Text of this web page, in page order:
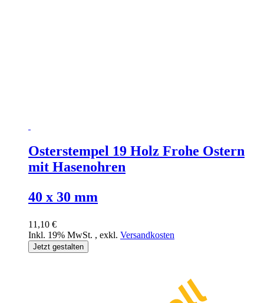
Osterstempel 19 Holz Frohe Ostern
mit Hasenohren
40 x 30 mm
11,10 €
Inkl. 19% MwSt. , exkl. Versandkosten
Jetzt gestalten